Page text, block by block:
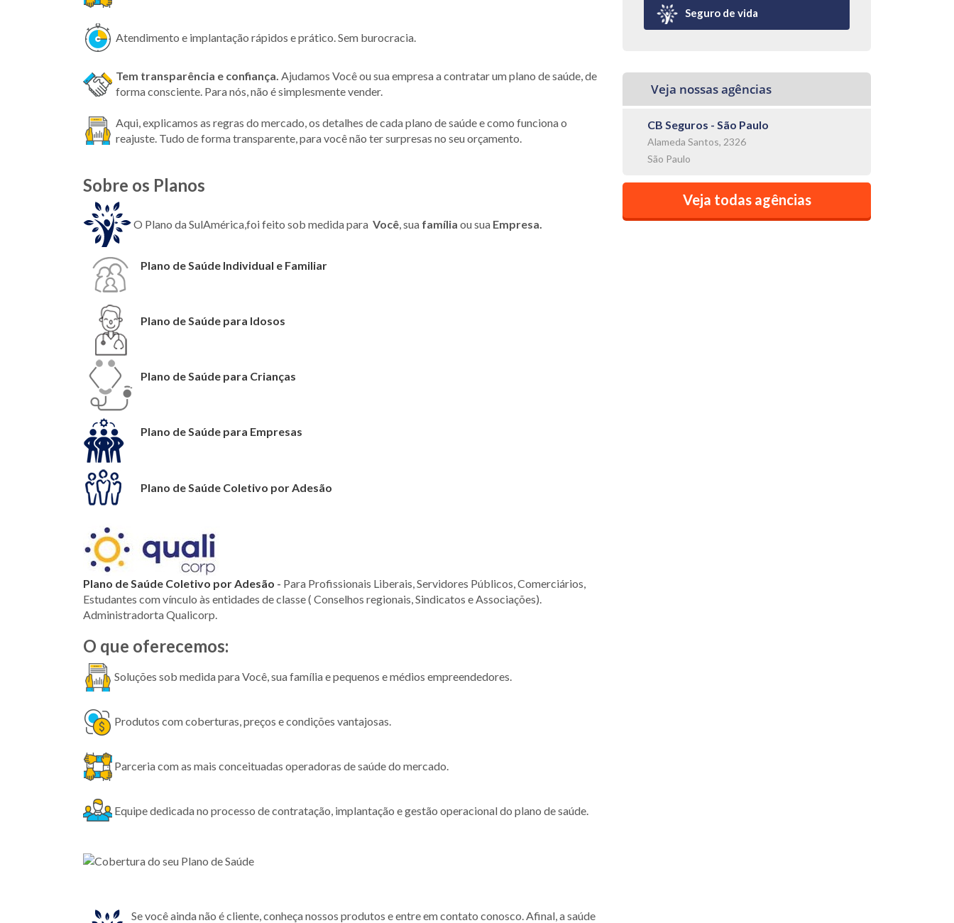
Atendimento e implantação rápidos e prático. Sem burocracia.
Tem transparência e confiança. Ajudamos Você ou sua empresa a contratar um plano de saúde, de
forma consciente. Para nós, não é simplesmente vender.
Aqui, explicamos as regras do mercado, os detalhes de cada plano de saúde e como funciona o
reajuste. Tudo de forma transparente, para você não ter surpresas no seu orçamento.
Sobre os Planos
O Plano da SulAmérica,foi feito sob medida para Você, sua família ou sua Empresa.
Plano de Saúde Individual e Familiar
Plano de Saúde para Idosos
Plano de Saúde para Crianças
Plano de Saúde para Empresas
Plano de Saúde Coletivo por Adesão
Plano de Saúde Coletivo por Adesão - Para Profissionais Liberais, Servidores Públicos, Comerciários,
Estudantes com vínculo às entidades de classe ( Conselhos regionais, Sindicatos e Associações).
Administradorta Qualicorp.
O que oferecemos:
Soluções sob medida para Você, sua família e pequenos e médios empreendedores.
Produtos com coberturas, preços e condições vantajosas.
Parceria com as mais conceituadas operadoras de saúde do mercado.
Equipe dedicada no processo de contratação, implantação e gestão operacional do plano de saúde.
Se você ainda não é cliente, conheça nossos produtos e entre em contato conosco. Afinal, a saúde
Seguro de vida
Veja nossas agências
CB Seguros - São Paulo
Alameda Santos, 2326
São Paulo
Veja todas agências